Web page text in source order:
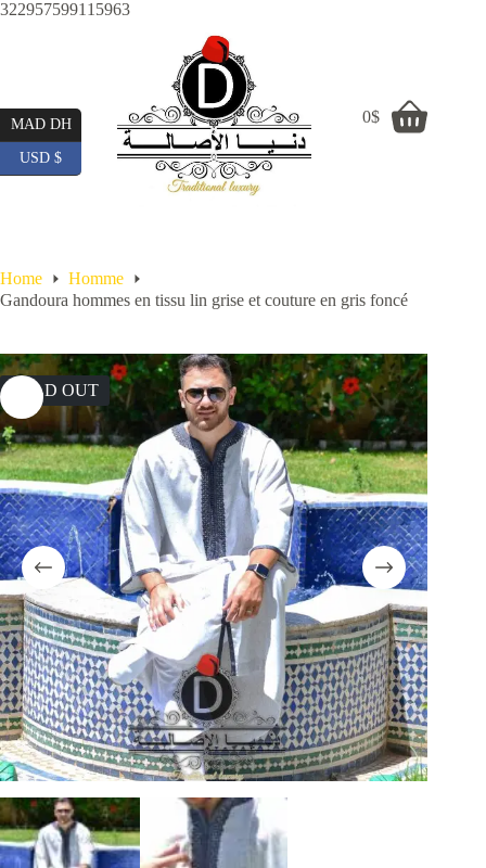
322957599115963Skip
Shopping
0$
Home
Homme
Gandoura hommes en tissu lin grise et couture en gris foncé
SOLD OUT
MAD DH
USD $